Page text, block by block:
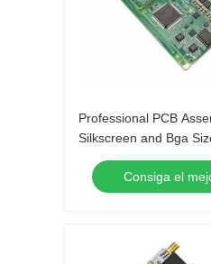
Professional PCB
Silkscreen and Bga
Extreme Temperature
Consiga el